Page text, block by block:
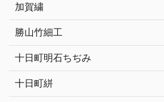
加賀繍
勝山竹細工
十日町明石ちぢみ
十日町絣